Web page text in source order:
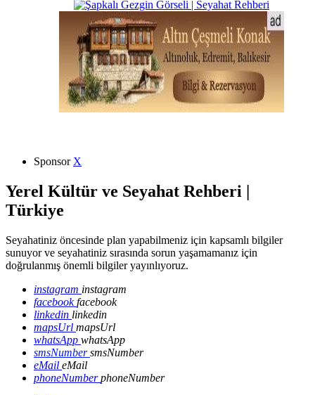
SponsorX
Yerel Kültür ve Seyahat Rehberi |
Türkiye
Seyahatiniz öncesinde plan yapabilmeniz için kapsamlı bilgiler
sunuyor ve seyahatiniz sırasında sorun yaşamamanız için
doğrulanmış önemli bilgiler yayınlıyoruz.
instagram instagram
facebookfacebook
linkedin linkedin
mapsUrl mapsUrl
whatsApp whatsApp
smsNumbersmsNumber
eMail eMail
phoneNumberphoneNumber